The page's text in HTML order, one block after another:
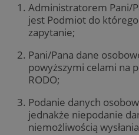
Administratorem Pani/
jest Podmiot do
zapytanie;
Pani/Pana dane
powyższymi celami na
RODO;
Podanie danych
jednakże niepodanie
niemożliwością